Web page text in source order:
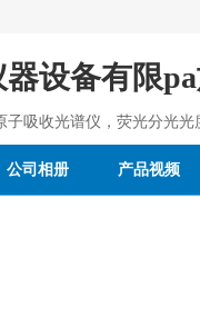
设备有限
子吸收光谱仪，荧光分光
公司相册 产品视频